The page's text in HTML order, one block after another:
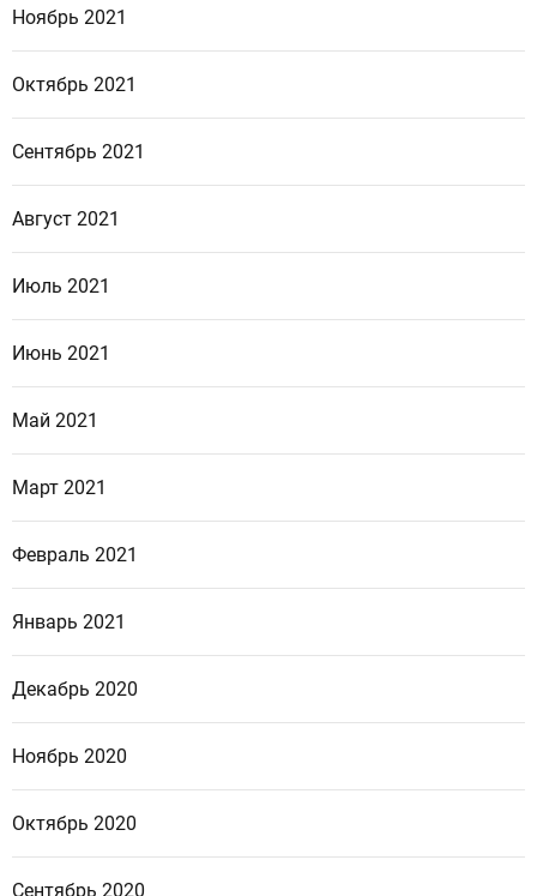
Ноябрь 2021
Октябрь 2021
Сентябрь 2021
Август 2021
Июль 2021
Июнь 2021
Май 2021
Март 2021
Февраль 2021
Январь 2021
Декабрь 2020
Ноябрь 2020
Октябрь 2020
Сентябрь 2020